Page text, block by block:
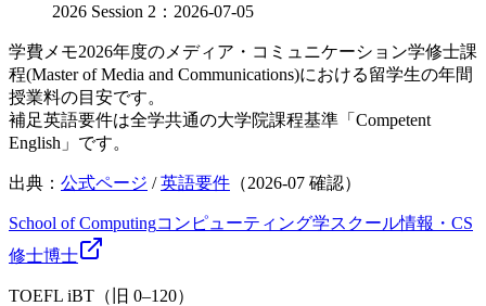
2026 Session 2：2026-07-05
学費メモ2026年度のメディア・コミュニケーション学修士課
程(Master of Media and Communications)における留学生の年間
授業料の目安です。
補足英語要件は全学共通の大学院課程基準「Competent
English」です。
出典： 公式ページ /英語要件 （2026-07 確認）
School of Computingコンピューティング学スクール情報・CS
修士博士
TOEFL iBT（旧 0–120）